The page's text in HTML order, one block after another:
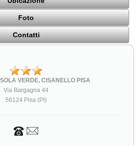
Foto
Contatti
VERDE, CISANELLO PISA
Via Bargagna 44
56124 Pisa (PI)